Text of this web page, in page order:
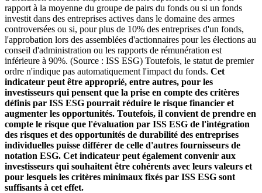
rapport à la moyenne du groupe de pairs du fonds ou si un fonds
investit dans des entreprises actives dans le domaine des armes
controversées ou si, pour plus de 10% des entreprises d'un fonds,
l'approbation lors des assemblées d'actionnaires pour les élections au
conseil d'administration ou les rapports de rémunération est
inférieure à 90%. (Source : ISS ESG) Toutefois, le statut de premier
ordre n'indique pas automatiquement l'impact du fonds. Cet
indicateur peut être approprié, entre autres, pour les
investisseurs qui pensent que la prise en compte des critères
définis par ISS ESG pourrait réduire le risque financier et
augmenter les opportunités. Toutefois, il convient de prendre en
compte le risque que l'évaluation par ISS ESG de l'intégration
des risques et des opportunités de durabilité des entreprises
individuelles puisse différer de celle d'autres fournisseurs de
notation ESG. Cet indicateur peut également convenir aux
investisseurs qui souhaitent être cohérents avec leurs valeurs et
pour lesquels les critères minimaux fixés par ISS ESG sont
suffisants à cet effet.